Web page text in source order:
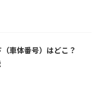
車体番号）はどこ？